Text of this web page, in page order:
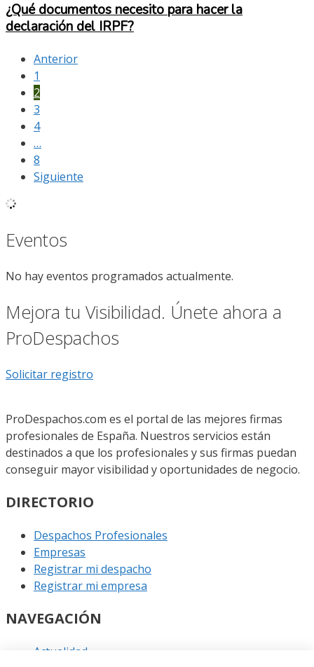
¿Qué documentos necesito para hacer la
declaración del IRPF?
Anterior
1
2
3
4
…
8
Siguiente
Eventos
No hay eventos programados actualmente.
Mejora tu Visibilidad. Únete ahora a
ProDespachos
Solicitar registro
ProDespachos.com es el portal de las mejores firmas
profesionales de España. Nuestros servicios están
destinados a que los profesionales y sus firmas puedan
conseguir mayor visibilidad y oportunidades de negocio.
DIRECTORIO
Despachos Profesionales
Empresas
Registrar mi despacho
Registrar mi empresa
NAVEGACIÓN
Actualidad